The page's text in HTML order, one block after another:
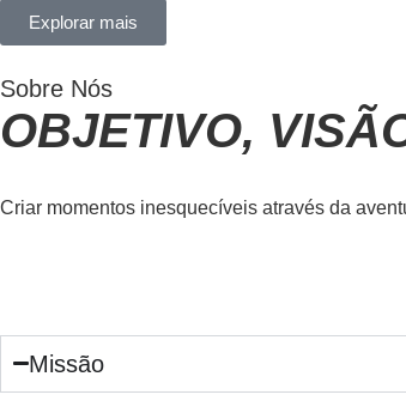
Explorar mais
Sobre Nós
OBJETIVO,
Criar momentos inesquecíveis através da
Missão